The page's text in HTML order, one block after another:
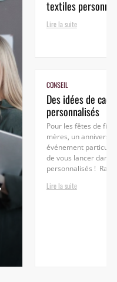
textiles
Lire la suite
CONSEIL
Des idées de
personnalisés
Pour les fêtes de fin
mères, un
événement
de vous lancer dans
personnalisés !
Lire la suite